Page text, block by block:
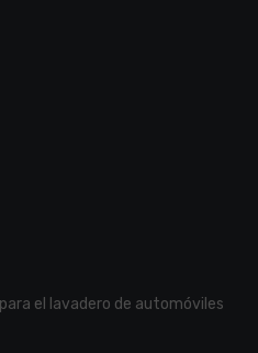
el lavadero de automóviles